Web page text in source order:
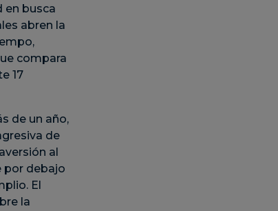
en busca
abren la
compara
17
de un año,
de
al
por debajo
El
la